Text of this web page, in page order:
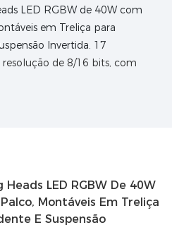
de 8/16 bits, com